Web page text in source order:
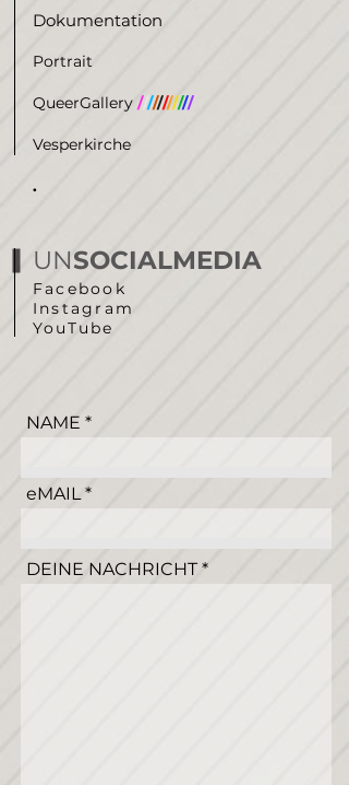
Dokumentation
Portrait
QueerGallery ///////////
Vesperkirche
.
UNSOCIALMEDIA
Facebook
Instagram
YouTube
NAME
eMAIL
DEINE NACHRICHT